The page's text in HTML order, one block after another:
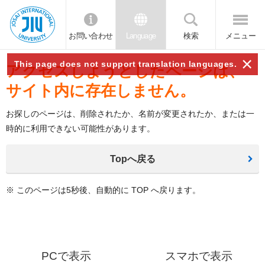
際大学
お問い合わせ Language 検索 メニュー
This page does not support translation languages. ×
アクセスしようとしたページは、
サイト内に存在しません。
お探しのページは、削除されたか、名前が変更されたか、または一
時的に利用できない可能性があります。
Topへ戻る
※ このページは5秒後、自動的に TOP へ戻ります。
PCで表示 スマホで表示